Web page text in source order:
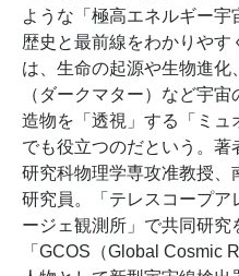
ような「極高エネルギー
歴史と最前線をわかりや
は、生命の起源や生物進
（ダークマター）など宇
造物を「透視」する「ミ
でも役立つのだという。
研究科物理学専攻准教授
研究員。「テレスコープア
ージェ観測所」で共同研
「GCOS（Global Cosmic